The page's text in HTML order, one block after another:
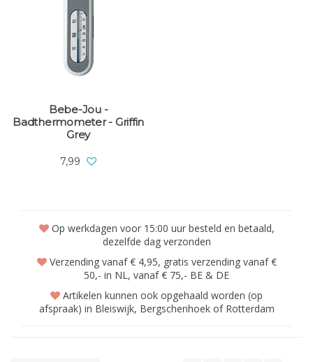
Bebe-Jou -
Badthermometer - Griffin
Grey
7,99
Op werkdagen voor 15:00 uur besteld en betaald,
dezelfde dag verzonden
Verzending vanaf € 4,95, gratis verzending vanaf €
50,- in NL, vanaf € 75,- BE & DE
Artikelen kunnen ook opgehaald worden (op
afspraak) in Bleiswijk, Bergschenhoek of Rotterdam